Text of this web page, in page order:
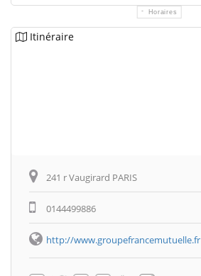
Horaires
Itinéraire
241 r Vaugirard PARIS
0144499886
http://www.groupefrancemutuelle.fr